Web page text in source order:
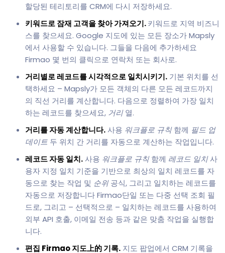
할당된 테리토리를 CRM에 다시 저장하세요.
키워드로 잠재 고객을 찾아 가져오기.키워드로 지역 비즈니
스를 찾으세요. Google 지도에 있는 모든 장소가 Mapsly
에서 사용할 수 있습니다. 그들을 다음에 추가하세요
Firmao 몇 번의 클릭으로 연락처 또는 회사로.
거리별로 레코드를 시각적으로 일치시키기. 기본 위치를 선
택하세요 – Mapsly가 모든 객체의 다른 모든 레코드까지
의 직선 거리를 계산합니다. 다음으로 정렬하여 가장 일치
하는 레코드를 찾으세요, 거리열.
거리를 자동 계산합니다.사용 워크플로 규칙함께 필드 업
데이트 두 위치 간 거리를 자동으로 계산하는 작업입니다.
레코드 자동 일치.사용 워크플로 규칙함께 레코드 일치사
용자 지정 일치 기준을 기반으로 최상의 일치 레코드를 자
동으로 찾는 작업 및 순위공식, 그리고 일치하는 레코드를
자동으로 저장합니다 Firmao단일 또는 다중 선택 조회 필
드로, 그리고 – 선택적으로 – 일치하는 레코드를 사용하여
외부 API 호출, 이메일 전송 등과 같은 맞춤 작업을 실행합
니다.
편집 Firmao 지도上的 기록. 지도 팝업에서 CRM 기록을